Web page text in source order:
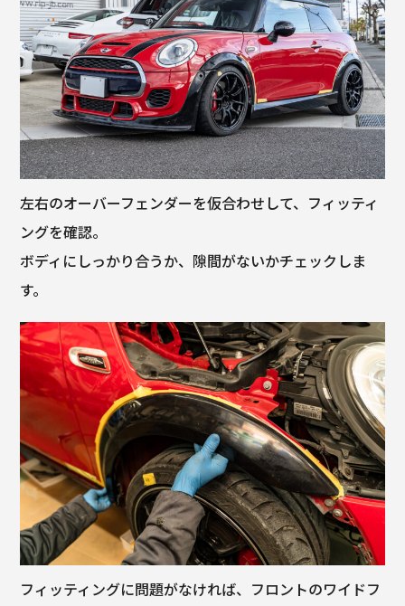
左右のオーバーフェンダーを仮合わせして、フィッティ
ングを確認。
ボディにしっかり合うか、隙間がないかチェックしま
す。
フィッティングに問題がなければ、フロントのワイドフ